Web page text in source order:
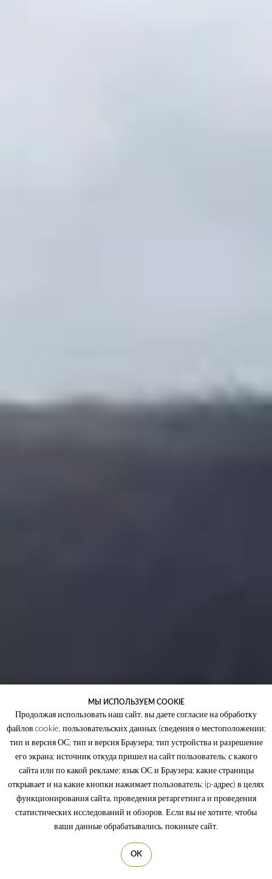
МЫ ИСПОЛЬЗУЕМ COOKIE
Продолжая использовать наш сайт, вы даете согласие на обработку
файлов cookie, пользовательских данных (сведения о местоположении;
тип и версия ОС; тип и версия Браузера; тип устройства и разрешение
его экрана; источник откуда пришел на сайт пользователь; с какого
сайта или по какой рекламе; язык ОС и Браузера; какие страницы
открывает и на какие кнопки нажимает пользователь; ip-адрес) в целях
функционирования сайта, проведения ретаргетинга и проведения
статистических исследований и обзоров. Если вы не хотите, чтобы
ваши данные обрабатывались, покиньте сайт.
ОК